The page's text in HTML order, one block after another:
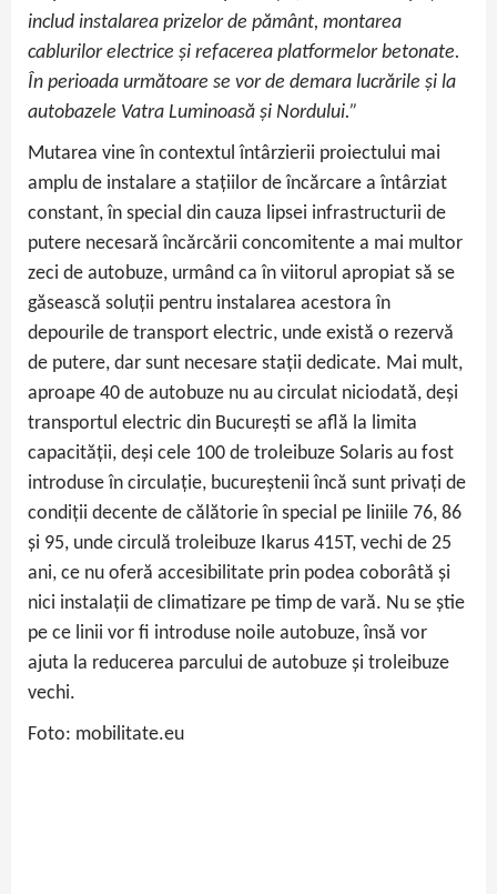
includ instalarea prizelor de pământ, montarea
cablurilor electrice și refacerea platformelor betonate.
În perioada următoare se vor de demara lucrările și la
autobazele Vatra Luminoasă și Nordului.”
Mutarea vine în contextul întârzierii proiectului mai
amplu de instalare a stațiilor de încărcare a întârziat
constant, în special din cauza lipsei infrastructurii de
putere necesară încărcării concomitente a mai multor
zeci de autobuze, urmând ca în viitorul apropiat să se
găsească soluții pentru instalarea acestora în
depourile de transport electric, unde există o rezervă
de putere, dar sunt necesare stații dedicate. Mai mult,
aproape 40 de autobuze nu au circulat niciodată, deși
transportul electric din București se află la limita
capacității, deși cele 100 de troleibuze Solaris au fost
introduse în circulație, bucureștenii încă sunt privați de
condiții decente de călătorie în special pe liniile 76, 86
și 95, unde circulă troleibuze Ikarus 415T, vechi de 25
ani, ce nu oferă accesibilitate prin podea coborâtă și
nici instalații de climatizare pe timp de vară. Nu se știe
pe ce linii vor fi introduse noile autobuze, însă vor
ajuta la reducerea parcului de autobuze și troleibuze
vechi.
Foto: mobilitate.eu